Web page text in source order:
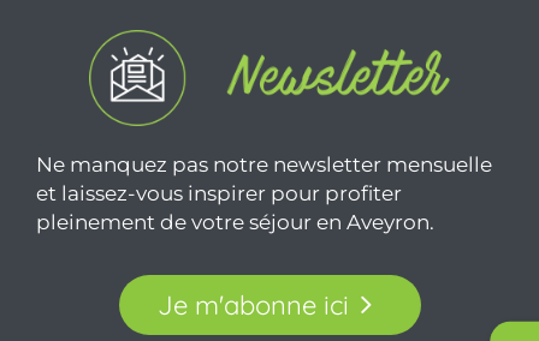
Ne manquez pas notre newsletter mensuelle
et laissez-vous inspirer pour profiter
pleinement de votre séjour en Aveyron.
Je m'abonne ici